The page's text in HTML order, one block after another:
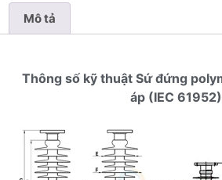
Mô tả
Thông số kỹ thuật Sứ đứng
áp (IEC 61952)